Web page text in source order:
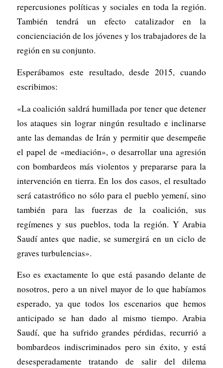
repercusiones políticas y sociales en toda la región.
También tendrá un efecto catalizador en la
concienciación de los jóvenes y los trabajadores de la
región en su conjunto.
Esperábamos este resultado, desde 2015, cuando
escribimos:
«La coalición saldrá humillada por tener que detener
los ataques sin lograr ningún resultado e inclinarse
ante las demandas de Irán y permitir que desempeñe
el papel de «mediación», o desarrollar una agresión
con bombardeos más violentos y prepararse para la
intervención en tierra. En los dos casos, el resultado
será catastrófico no sólo para el pueblo yemení, sino
también para las fuerzas de la coalición, sus
regímenes y sus pueblos, toda la región. Y Arabia
Saudí antes que nadie, se sumergirá en un ciclo de
graves turbulencias».
Eso es exactamente lo que está pasando delante de
nosotros, pero a un nivel mayor de lo que habíamos
esperado, ya que todos los escenarios que hemos
anticipado se han dado al mismo tiempo. Arabia
Saudí, que ha sufrido grandes pérdidas, recurrió a
bombardeos indiscriminados pero sin éxito, y está
desesperadamente tratando de salir del dilema